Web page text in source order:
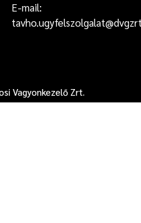
E-mail:
Vagyonkezelő Zrt.